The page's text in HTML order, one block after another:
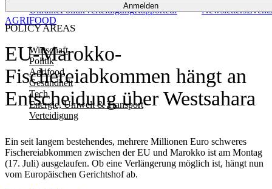
Anmelden
POLICY AREAS
Wirtschaft
Politik
Agrifood
Gesundheit
Tech
Energie, Umwelt & Transport
Verteidigung
UkrainePolitikVerteidigungRapporteur NewslettersEvents
EU-Marokko-
Fischereiabkommen hängt an
Entscheidung über Westsahara
Ein seit langem bestehendes, mehrere Millionen Euro schweres
Fischereiabkommen zwischen der EU und Marokko ist am Montag
(17. Juli) ausgelaufen. Ob eine Verlängerung möglich ist, hängt nun
vom Europäischen Gerichtshof ab.
AGRIFOOD